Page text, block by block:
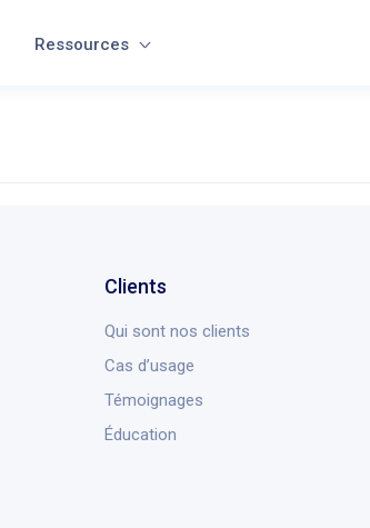
Ressources
Clients
Qui sont nos clients
Cas d’usage
Témoignages
Éducation